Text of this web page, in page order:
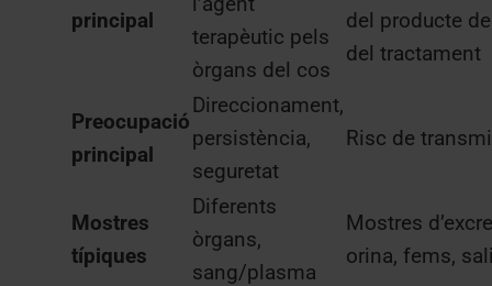
principal
terapèutic pels
òrgans del cos
del producte
del tractament
Preocupació
principal
Direccionament,
persistència,
seguretat
Risc de
Mostres
típiques
Diferents
òrgans,
sang/plasma
Mostres
orina, fems,